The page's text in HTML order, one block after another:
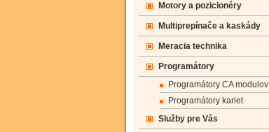
Motory a pozicionéry
Multiprepínače a kaskády
Meracia technika
Programátory
Programátory CA modulov
Programátory kariet
Služby pre Vás